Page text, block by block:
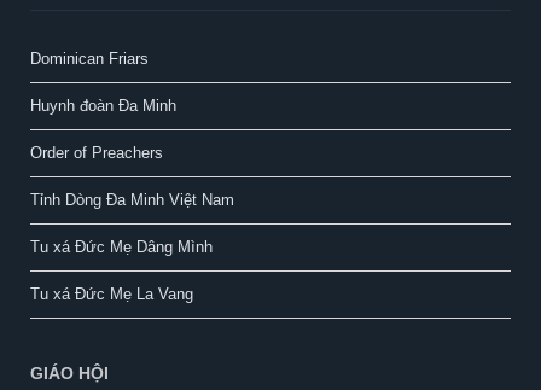
Dominican Friars
Huynh đoàn Đa Minh
Order of Preachers
Tỉnh Dòng Đa Minh Việt Nam
Tu xá Đức Mẹ Dâng Mình
Tu xá Đức Mẹ La Vang
GIÁO HỘI